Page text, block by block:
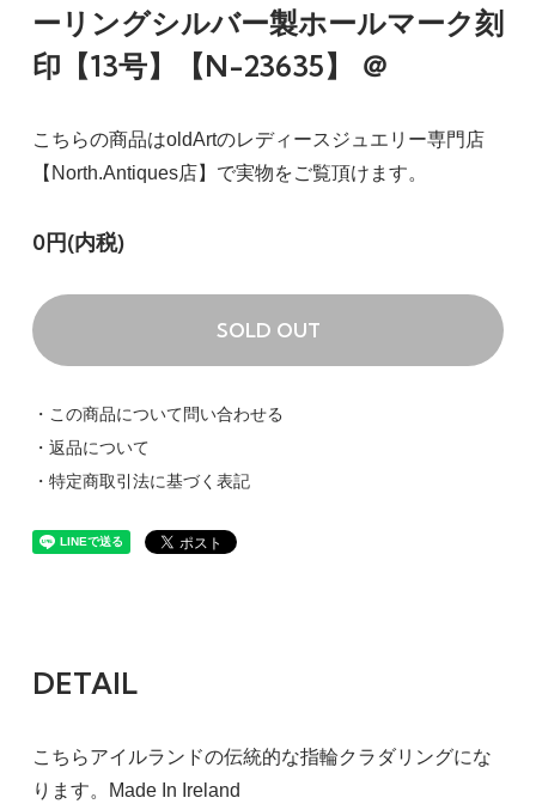
ーリングシルバー製ホールマーク刻
印【13号】【N-23635】 ＠
こちらの商品はoldArtのレディースジュエリー専門店
【North.Antiques店】で実物をご覧頂けます。
0円(内税)
SOLD OUT
・この商品について問い合わせる
・返品について
・特定商取引法に基づく表記
DETAIL
こちらアイルランドの伝統的な指輪クラダリングにな
ります。Made In Ireland